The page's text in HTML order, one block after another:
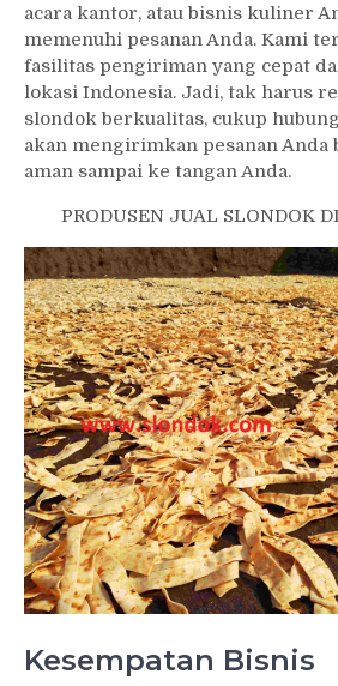
acara kantor, atau bisnis kuliner
memenuhi pesanan Anda. Kami
fasilitas pengiriman yang cepat
lokasi Indonesia. Jadi, tak harus
slondok berkualitas, cukup
akan mengirimkan pesanan Anda
aman sampai ke tangan Anda.
PRODUSEN JUAL SLONDOK
Kesempatan Bisnis